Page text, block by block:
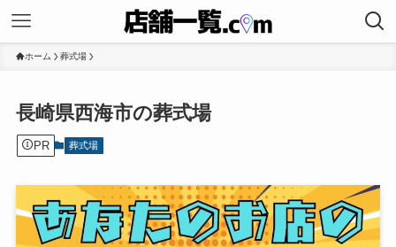
ホーム 葬式場
長崎県西海市の葬式場
PR 葬式場